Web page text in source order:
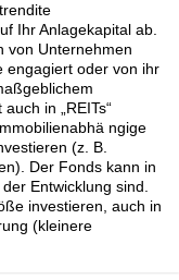
Ihr Anlagekapital ab.
von Unternehmen
engagiert oder von ihr
in „REITs“
ngige
(z. B.
Der Fonds kann in
Entwicklung sind.
investieren, auch in
(kleinere